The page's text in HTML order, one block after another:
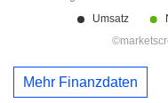
Mehr Finanzdaten